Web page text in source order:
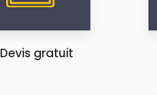
Devis gratuit